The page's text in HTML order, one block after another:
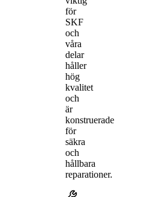
för
SKF
och
våra
delar
håller
hög
kvalitet
och
är
konstruerade
för
säkra
och
hållbara
reparationer.